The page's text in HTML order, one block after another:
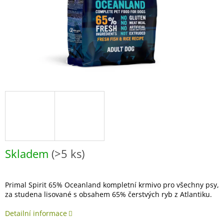
Skladem (>5 ks)
Primal Spirit 65% Oceanland kompletní krmivo pro všechny psy,
za studena lisované s obsahem 65% čerstvých ryb z Atlantiku.
Detailní informace